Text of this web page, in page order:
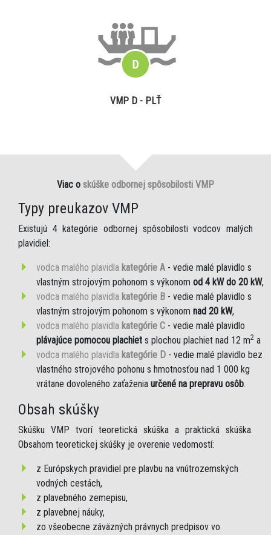
VMP D - PLŤ
Viac o skúške odbornej spôsobilosti VMP
Typy preukazov VMP
Existujú 4 kategórie odbornej spôsobilosti vodcov malých
plavidiel:
vodca malého plavidla kategórie A - vedie malé plavidlo s
vlastným strojovým pohonom s výkonom od 4 kW do 20 kW,
vodca malého plavidla kategórie B - vedie malé plavidlo s
vlastným strojovým pohonom s výkonom nad 20 kW,
vodca malého plavidla kategórie C - vedie malé plavidlo
plávajúce pomocou plachiet s plochou plachiet nad 12 m2 a
vodca malého plavidla kategórie D - vedie malé plavidlo bez
vlastného strojového pohonu s hmotnosťou nad 1 000 kg
vrátane dovoleného zaťaženia určené na prepravu osôb.
Obsah skúšky
Skúšku VMP tvorí teoretická skúška a praktická skúška.
Obsahom teoretickej skúšky je overenie vedomostí:
z Európskych pravidiel pre plavbu na vnútrozemských
vodných cestách,
z plavebného zemepisu,
z plavebnej náuky,
zo všeobecne záväzných právnych predpisov vo